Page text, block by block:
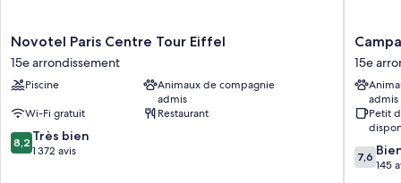
Novotel
Paris
Centre
Tour
15e
arrondissement
Novotel Paris Centre Tour Eiffel
15e arrondissement
Piscine
Animaux de compagnie
admis
Wi-Fi gratuit
Restaurant
8.2
sur
8,2 Très bien
1 372 avis
PRIME
-
Paris
Tour
Eiffel
15e
15e
admis
Petit
7.6
sur
7,6
145